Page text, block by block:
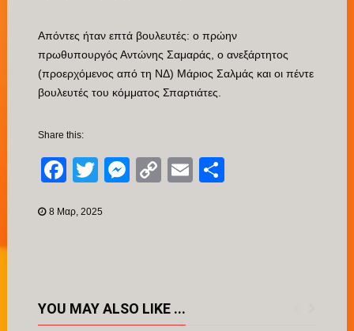
Απόντες ήταν επτά βουλευτές: ο πρώην
πρωθυπουργός Αντώνης Σαμαράς, ο ανεξάρτητος
(προερχόμενος από τη ΝΔ) Μάριος Σαλμάς και οι πέντε
βουλευτές του κόμματος Σπαρτιάτες.
Share this:
Facebook
TwitterMessenger
CopyEmail
8 Μαρ, 2025
YOU MAY ALSO LIKE ...